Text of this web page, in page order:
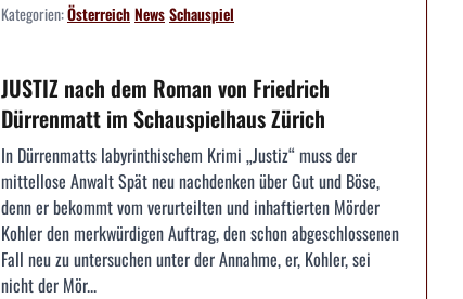
Kategorien:ÖsterreichNewsSchauspiel
JUSTIZ nach dem Roman von Friedrich
Dürrenmatt im Schauspielhaus Zürich
In Dürrenmatts labyrinthischem Krimi „Justiz“ muss der
mittellose Anwalt Spät neu nachdenken über Gut und Böse,
denn er bekommt vom verurteilten und inhaftierten Mörder
Kohler den merkwürdigen Auftrag, den schon abgeschlossenen
Fall neu zu untersuchen unter der Annahme, er, Kohler, sei
nicht der Mör...